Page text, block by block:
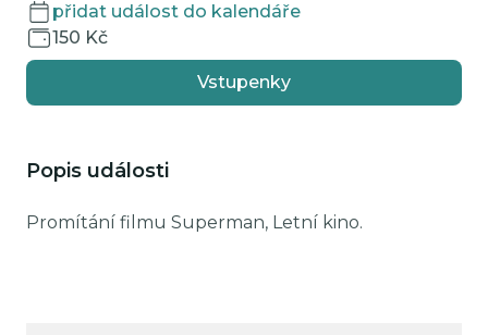
přidat událost do kalendáře
150 Kč
Vstupenky
Popis události
Promítání filmu Superman, Letní kino.